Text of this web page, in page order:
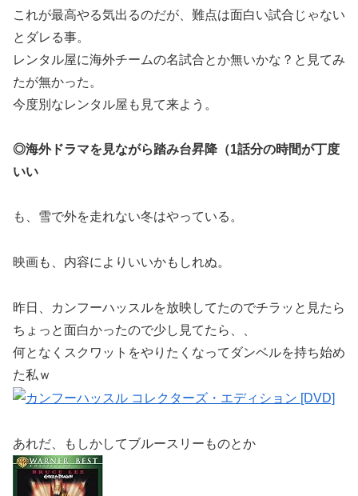
これが最高やる気出るのだが、難点は面白い試合じゃない
とダレる事。
レンタル屋に海外チームの名試合とか無いかな？と見てみ
たが無かった。
今度別なレンタル屋も見て来よう。
◎海外ドラマを見ながら踏み台昇降（1話分の時間が丁度
いい
も、雪で外を走れない冬はやっている。
映画も、内容によりいいかもしれぬ。
昨日、カンフーハッスルを放映してたのでチラッと見たら
ちょっと面白かったので少し見てたら、、
何となくスクワットをやりたくなってダンベルを持ち始め
た私ｗ
あれだ、もしかしてブルースリーものとか